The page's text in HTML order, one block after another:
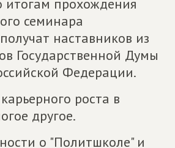
итогам прохождения
семинара
наставников из
Государственной Думы
Федерации.
роста в
другое.
о "Политшколе" и